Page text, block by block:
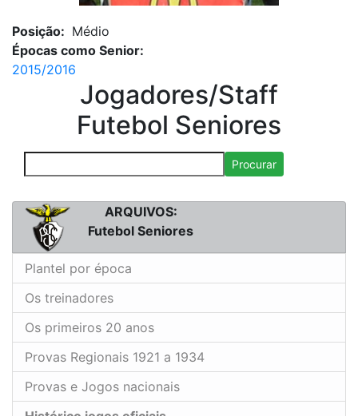
Posição: Médio
Épocas como Senior:
2015/2016
Jogadores/Staff
Futebol Seniores
Procurar
ARQUIVOS:
Futebol Seniores
Plantel por época
Os treinadores
Os primeiros 20 anos
Provas Regionais 1921 a 1934
Provas e Jogos nacionais